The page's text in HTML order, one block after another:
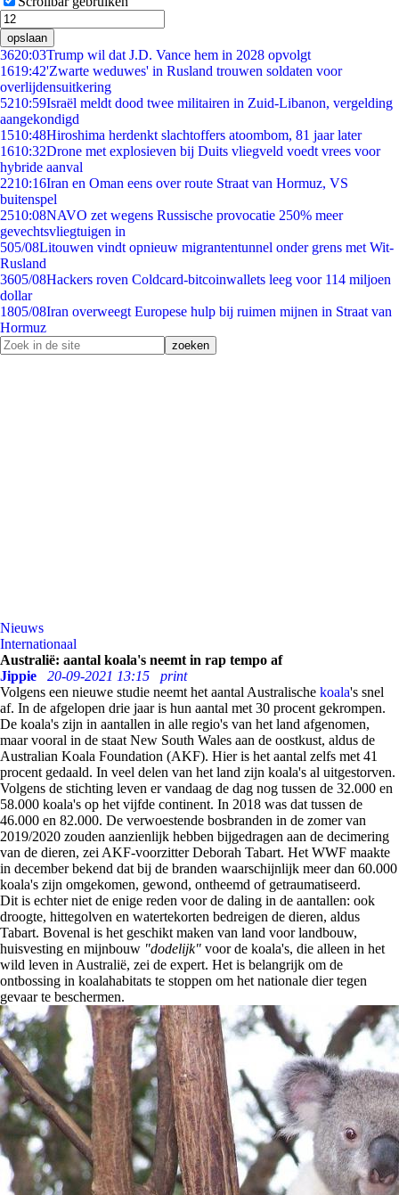
opslaan
3620:03Trump wil dat J.D. Vance hem in 2028 opvolgt
1619:42'Zwarte weduwes' in Rusland trouwen soldaten voor
overlijdensuitkering
5210:59Israël meldt dood twee militairen in Zuid-Libanon, vergelding
aangekondigd
1510:48Hiroshima herdenkt slachtoffers atoombom, 81 jaar later
1610:32Drone met explosieven bij Duits vliegveld voedt vrees voor
hybride aanval
2210:16Iran en Oman eens over route Straat van Hormuz, VS
buitenspel
2510:08NAVO zet wegens Russische provocatie 250% meer
gevechtsvliegtuigen in
505/08Litouwen vindt opnieuw migrantentunnel onder grens met Wit-
Rusland
3605/08Hackers roven Coldcard-bitcoinwallets leeg voor 114 miljoen
dollar
1805/08Iran overweegt Europese hulp bij ruimen mijnen in Straat van
Hormuz
Nieuws
Internationaal
Australië: aantal koala's neemt in rap tempo af
Jippie
20-09-2021 13:15
print
Volgens een nieuwe studie neemt het aantal Australische koala's snel
af. In de afgelopen drie jaar is hun aantal met 30 procent gekrompen.
De koala's zijn in aantallen in alle regio's van het land afgenomen,
maar vooral in de staat New South Wales aan de oostkust, aldus de
Australian Koala Foundation (AKF). Hier is het aantal zelfs met 41
procent gedaald. In veel delen van het land zijn koala's al uitgestorven.
Volgens de stichting leven er vandaag de dag nog tussen de 32.000 en
58.000 koala's op het vijfde continent. In 2018 was dat tussen de
46.000 en 82.000. De verwoestende bosbranden in de zomer van
2019/2020 zouden aanzienlijk hebben bijgedragen aan de decimering
van de dieren, zei AKF-voorzitter Deborah Tabart. Het WWF maakte
in december bekend dat bij de branden waarschijnlijk meer dan 60.000
koala's zijn omgekomen, gewond, ontheemd of getraumatiseerd.
Dit is echter niet de enige reden voor de daling in de aantallen: ook
droogte, hittegolven en watertekorten bedreigen de dieren, aldus
Tabart. Bovenal is het geschikt maken van land voor landbouw,
huisvesting en mijnbouw "dodelijk" voor de koala's, die alleen in het
wild leven in Australië, zei de expert. Het is belangrijk om de
ontbossing in koalahabitats te stoppen om het nationale dier tegen
gevaar te beschermen.